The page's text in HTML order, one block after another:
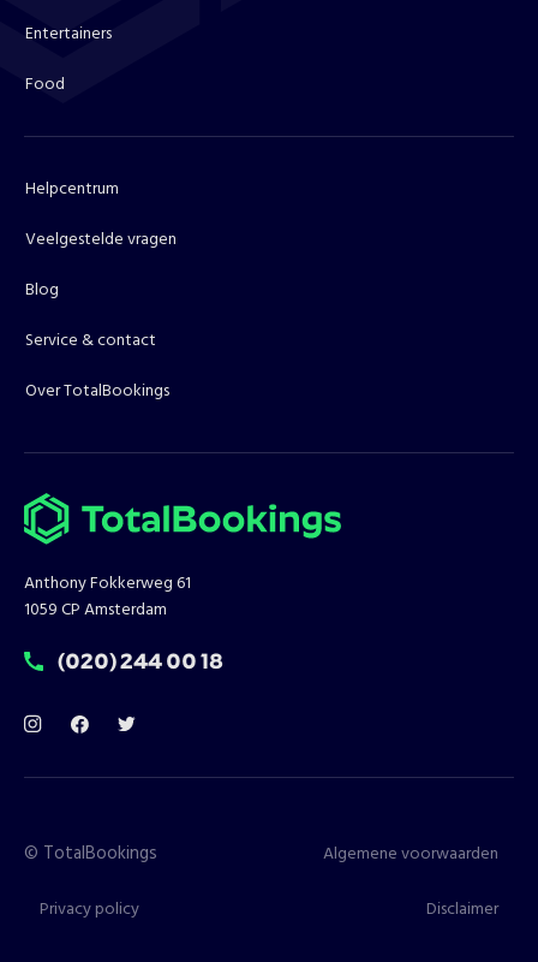
Entertainers
Food
Helpcentrum
Veelgestelde vragen
Blog
Service & contact
Over TotalBookings
Anthony Fokkerweg 61
1059 CP Amsterdam
T:
(020) 244 00 18
© TotalBookings
Algemene voorwaarden
Privacy policy
Disclaimer